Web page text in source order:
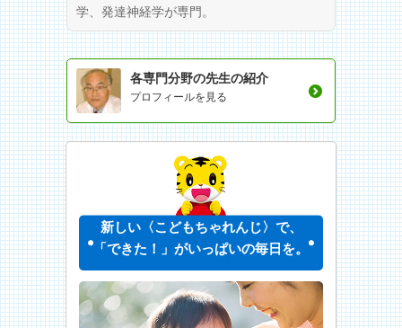
学、発達神経学が専門。
各専門分野の先生の紹介
プロフィールを見る
新しい〈こどもちゃれんじ〉で、
「できた！」がいっぱいの毎日を。